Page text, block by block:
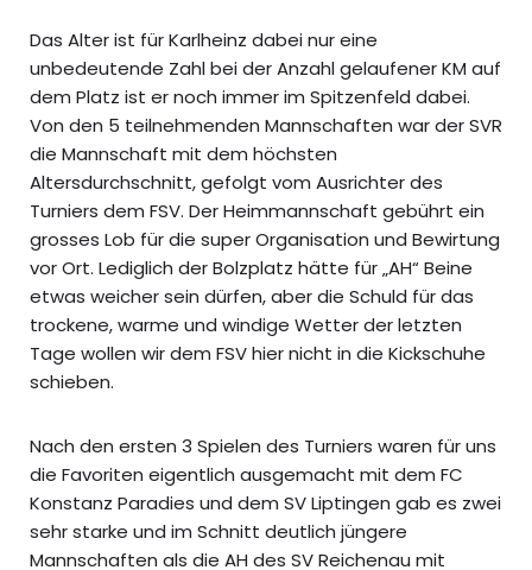
Das Alter ist für Karlheinz dabei nur eine
unbedeutende Zahl bei der Anzahl gelaufener KM auf
dem Platz ist er noch immer im Spitzenfeld dabei.
Von den 5 teilnehmenden Mannschaften war der SVR
die Mannschaft mit dem höchsten
Altersdurchschnitt, gefolgt vom Ausrichter des
Turniers dem FSV. Der Heimmannschaft gebührt ein
grosses Lob für die super Organisation und Bewirtung
vor Ort. Lediglich der Bolzplatz hätte für „AH“ Beine
etwas weicher sein dürfen, aber die Schuld für das
trockene, warme und windige Wetter der letzten
Tage wollen wir dem FSV hier nicht in die Kickschuhe
schieben.
Nach den ersten 3 Spielen des Turniers waren für uns
die Favoriten eigentlich ausgemacht mit dem FC
Konstanz Paradies und dem SV Liptingen gab es zwei
sehr starke und im Schnitt deutlich jüngere
Mannschaften als die AH des SV Reichenau mit